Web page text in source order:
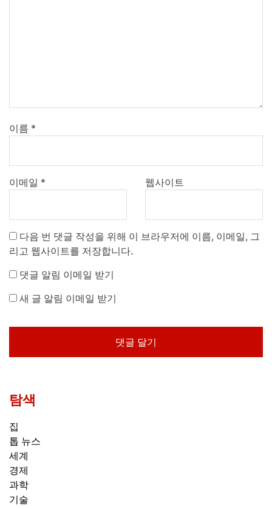
이름 *
이메일 * 웹사이트
다음 번 댓글 작성을 위해 이 브라우저에 이름, 이메일, 그
리고 웹사이트를 저장합니다.
댓글 알림 이메일 받기
새 글 알림 이메일 받기
탐색
집
톱 뉴스
세계
경제
과학
기술